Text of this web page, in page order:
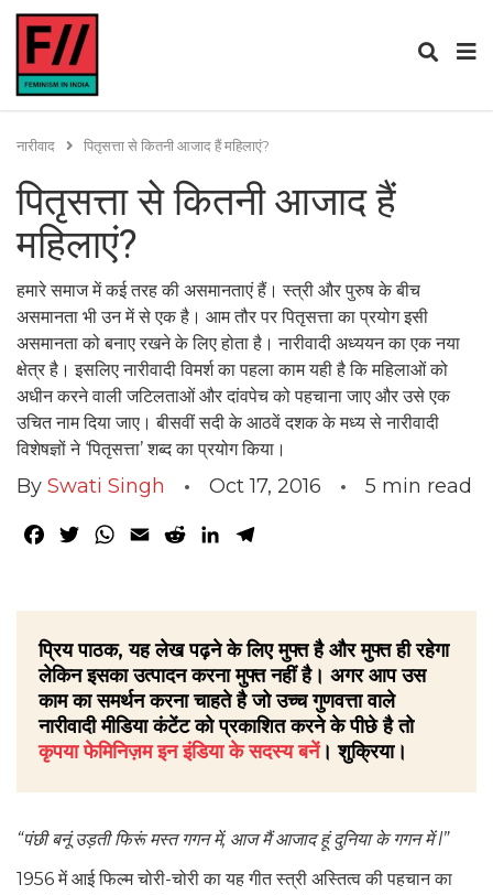
नारीवाद पितृसत्ता से कितनी आजाद हैं महिलाएं?
पितृसत्ता से कितनी आजाद हैं
महिलाएं?
हमारे समाज में कई तरह की असमानताएं हैं। स्त्री और पुरुष के बीच
असमानता भी उन में से एक है। आम तौर पर पितृसत्ता का प्रयोग इसी
असमानता को बनाए रखने के लिए होता है। नारीवादी अध्ययन का एक नया
क्षेत्र है। इसलिए नारीवादी विमर्श का पहला काम यही है कि महिलाओं को
अधीन करने वाली जटिलताओं और दांवपेच को पहचाना जाए और उसे एक
उचित नाम दिया जाए। बीसवीं सदी के आठवें दशक के मध्य से नारीवादी
विशेषज्ञों ने ‘पितृसत्ता’ शब्द का प्रयोग किया।
By Swati Singh Oct 17, 2016 5 min read
Facebook
TwitterWhatsApp
Email RedditLinkedIn
प्रिय पाठक, यह लेख पढ़ने के लिए मुफ्त है और मुफ्त ही रहेगा
लेकिन इसका उत्पादन करना मुफ्त नहीं है। अगर आप उस
काम का समर्थन करना चाहते है जो उच्च गुणवत्ता वाले
नारीवादी मीडिया कंटेंट को प्रकाशित करने के पीछे है तो
कृपया फेमिनिज़म इन इंडिया के सदस्य बनें। शुक्रिया।
“पंछी बनूं उड़ती फिरूं मस्त गगन में, आज मैं आजाद हूं दुनिया के गगन में l”
1956 में आई फिल्म चोरी-चोरी का यह गीत स्त्री अस्तित्व की पहचान का